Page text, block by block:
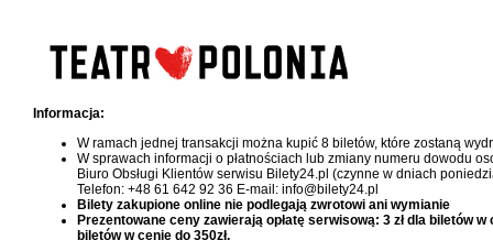
Informacja:
W ramach jednej transakcji można kupić 8 biletów, które zostaną
W sprawach informacji o płatnościach lub zmiany numeru dowodu
Biuro Obsługi Klientów serwisu Bilety24.pl (czynne w dniach
Telefon: +48 61 642 92 36 E-mail: info@bilety24.pl
Bilety zakupione online nie podlegają zwrotowi ani wymianie
Prezentowane ceny zawierają opłatę serwisową: 3 zł dla biletów w
biletów w cenie do 350zł.